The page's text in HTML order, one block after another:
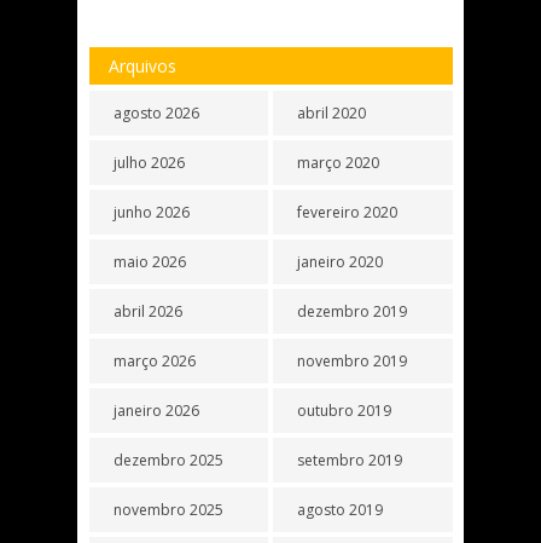
Arquivos
agosto 2026
julho 2026
junho 2026
maio 2026
abril 2026
março 2026
janeiro 2026
dezembro 2025
novembro 2025
abril 2020
março 2020
fevereiro 2020
janeiro 2020
dezembro 2019
novembro 2019
outubro 2019
setembro 2019
agosto 2019